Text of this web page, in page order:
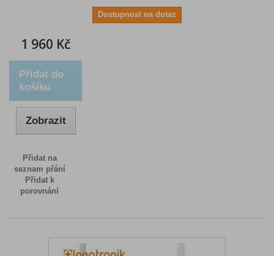
Dostupnost na dotaz
1 960 Kč
Přidat do
košíku
Zobrazit
Přidat na
seznam přání
Přidat k
porovnání